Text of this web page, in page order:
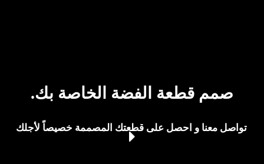
تواصل معنا و احصل على قطعتك المصممة خصيصاً لأجلك
صمم قطعة الفضة الخاصة بك.